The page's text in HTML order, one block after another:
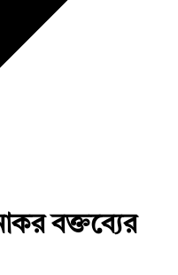
বক্তব্যের